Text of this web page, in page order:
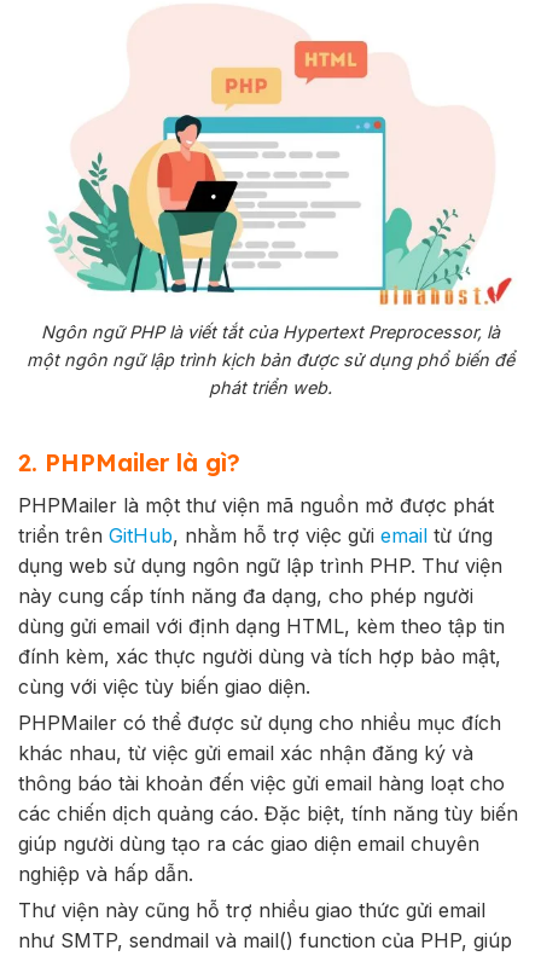
Ngôn ngữ PHP là viết tắt của Hypertext Preprocessor, là
một ngôn ngữ lập trình kịch bản được sử dụng phổ biến để
phát triển web.
2. PHPMailer là gì?
PHPMailer là một thư viện mã nguồn mở được phát
triển trên GitHub, nhằm hỗ trợ việc gửi email từ ứng
dụng web sử dụng ngôn ngữ lập trình PHP. Thư viện
này cung cấp tính năng đa dạng, cho phép người
dùng gửi email với định dạng HTML, kèm theo tập tin
đính kèm, xác thực người dùng và tích hợp bảo mật,
cùng với việc tùy biến giao diện.
PHPMailer có thể được sử dụng cho nhiều mục đích
khác nhau, từ việc gửi email xác nhận đăng ký và
thông báo tài khoản đến việc gửi email hàng loạt cho
các chiến dịch quảng cáo. Đặc biệt, tính năng tùy biến
giúp người dùng tạo ra các giao diện email chuyên
nghiệp và hấp dẫn.
Thư viện này cũng hỗ trợ nhiều giao thức gửi email
như SMTP, sendmail và mail() function của PHP, giúp